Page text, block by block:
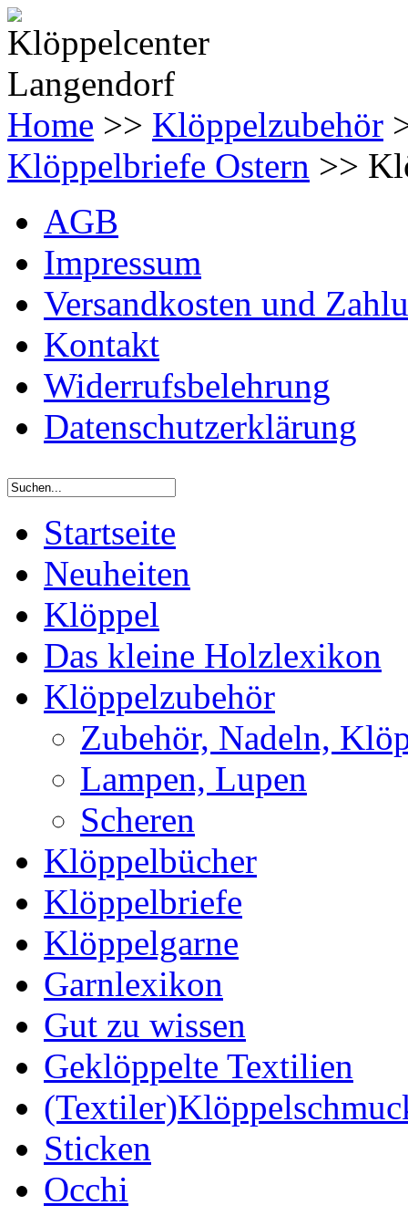
Home >> Klöppelzubehör
Klöppelbriefe Ostern >>
AGB
Impressum
Versandkosten und
Kontakt
Widerrufsbelehrung
Datenschutzerklärung
Startseite
Neuheiten
Klöppel
Das kleine Holzlexikon
Klöppelzubehör
Zubehör, Nadeln,
Lampen, Lupen
Scheren
Klöppelbücher
Klöppelbriefe
Klöppelgarne
Garnlexikon
Gut zu wissen
Geklöppelte Textilien
Sticken
Occhi